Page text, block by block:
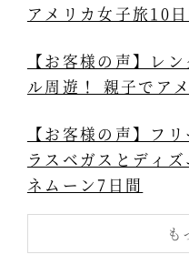
アメリカ女子旅10
【お客様の声】レ
ル周遊！ 親子でア
【お客様の声】フ
ラスベガスとディ
ネムーン7日間
も